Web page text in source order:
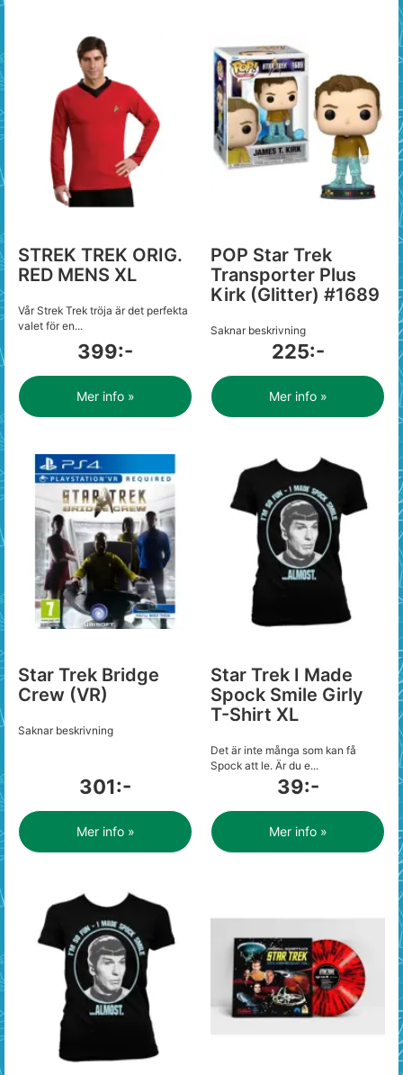
STREK TREK ORIG.
RED MENS XL
Vår Strek Trek tröja är det perfekta
valet för en...
399:-
Mer info »
POP Star Trek
Transporter Plus
Kirk (Glitter) #1689
Saknar beskrivning
225:-
Mer info »
Star Trek Bridge
Crew (VR)
Saknar beskrivning
301:-
Mer info »
Star Trek I Made
Spock Smile Girly
T-Shirt XL
Det är inte många som kan få
Spock att le. Är du e...
39:-
Mer info »